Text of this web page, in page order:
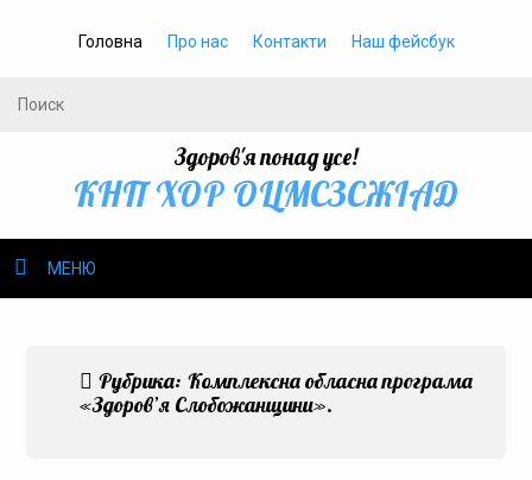
Головна Про нас Контакти Наш фейсбук
Здоров'я понад усе!
КНП ХОР ОЦМСЗСЖIАД
МЕНЮ
Громадське здоров’я
Рубрика: Комплексна обласна програма
«Здоров’я Слобожанщини».